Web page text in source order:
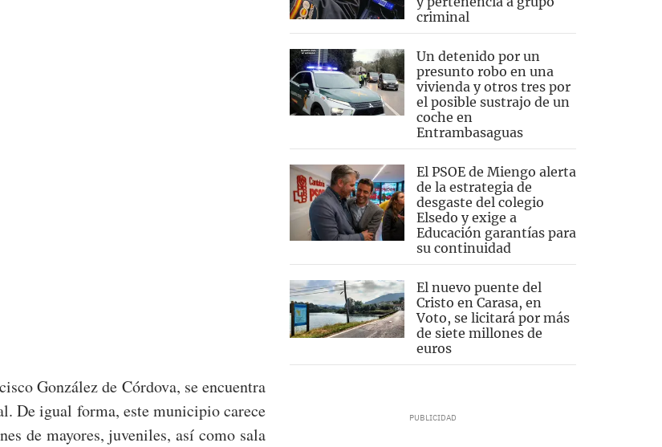
González de Córdova, se encuentra
De igual forma, este municipio carece
de mayores, juveniles, así como sala
criminal
Un detenido por un
presunto robo en una
vivienda y otros tres por
el posible sustrajo de un
coche en
Entrambasaguas
El PSOE de Miengo alerta
de la estrategia de
desgaste del colegio
Elsedo y exige a
Educación garantías para
su continuidad
El nuevo puente del
Cristo en Carasa, en
Voto, se licitará por más
de siete millones de
euros